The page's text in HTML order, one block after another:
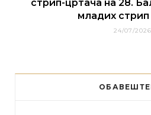
стрип-цртача на 28.
младих стрип
24/07/2026